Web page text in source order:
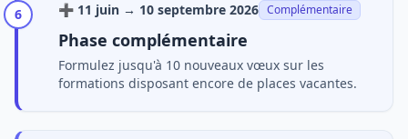
6 ➕ 11 juin → 10 septembre 2026 Complémentaire
Phase complémentaire
Formulez jusqu'à 10 nouveaux vœux sur les
formations disposant encore de places vacantes.